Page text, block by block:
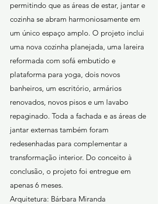
permitindo que as áreas de estar, jantar e
cozinha se abram harmoniosamente em
um único espaço amplo. O projeto inclui
uma nova cozinha planejada, uma lareira
reformada com sofá embutido e
plataforma para yoga, dois novos
banheiros, um escritório, armários
renovados, novos pisos e um lavabo
repaginado. Toda a fachada e as áreas de
jantar externas também foram
redesenhadas para complementar a
transformação interior. Do conceito à
conclusão, o projeto foi entregue em
apenas 6 meses.
Arquitetura: Bárbara Miranda